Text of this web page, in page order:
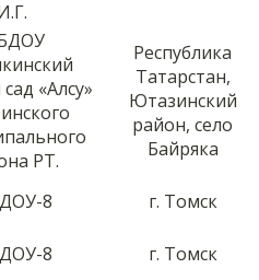
«Алсу»
РТ.
Республика
Татарстан,
Ютазинский
район, село
Байряка
8
г. Томск
8
г. Томск